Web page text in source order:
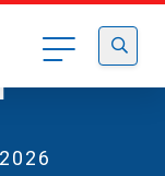
tích